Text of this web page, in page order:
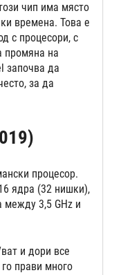
чип има място
времена. Това е
с процесори, с
промяна на
започва да
за да
процесор.
ядра (32 нишки),
между 3,5 GHz и
и дори все
прави много